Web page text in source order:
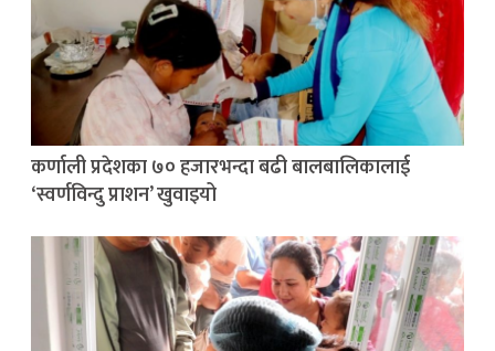
कर्णाली प्रदेशका ७० हजारभन्दा बढी बालबालिकालाई
‘स्वर्णविन्दु प्राशन’ खुवाइयो